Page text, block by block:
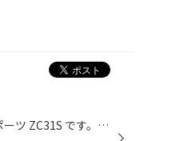
福岡市早良区のタイヤ館次郎丸です。 今回は、スズキ スイフトスポーツ ZC31S です。 タイヤ交換とアライメント調整を行いました。 ポテンザ アドレナリRE004です。 コンパクトスポーツにもいい感じです。 ありがとうございました。